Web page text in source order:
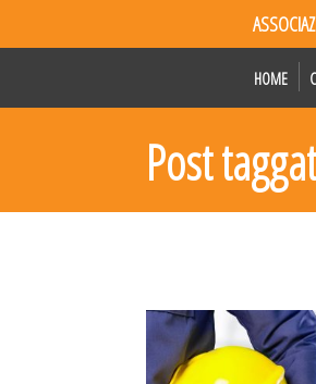
HOME
Post